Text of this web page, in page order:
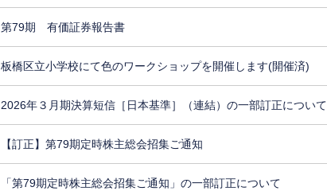
第79期 有価証券報告書
板橋区立小学校にて色のワークショップを開催します(開催済)
2026年３月期決算短信［日本基準］（連結）の一部訂正について
【訂正】第79期定時株主総会招集ご通知
「第79期定時株主総会招集ご通知」の一部訂正について